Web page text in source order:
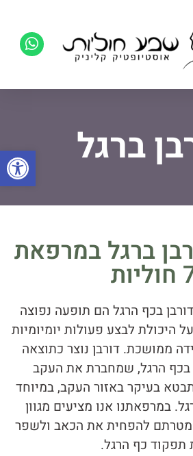
פתח ברגל
ברגל במרפאת
בכף הרגל הם תופעה נפוצה
היכולת לבצע פעולות יומיומיות
ממושכת. דורבן נוצר כתוצאה
בכף הרגל, שמחברת את העקב
בעיקר באזור העקב, במיוחד
במרפאתנו אנו מציעים מגוון
להפחית את הכאב ולשפר
תפקוד כף הרגל.